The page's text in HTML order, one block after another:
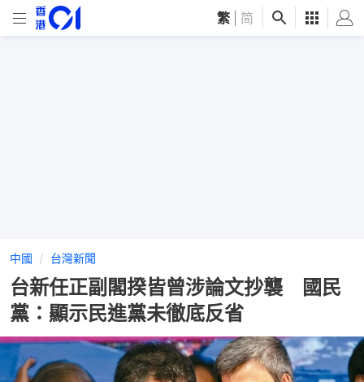
繁 简
中國 台灣新聞
台新任正副閣揆皆曾涉論文抄襲 國民
黨：顯示民進黨未徹底反省